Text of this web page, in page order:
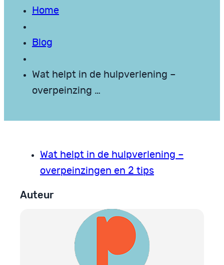
Home
Blog
Wat helpt in de hulpverlening –
overpeinzing …
Wat helpt in de hulpverlening –
overpeinzingen en 2 tips
Auteur